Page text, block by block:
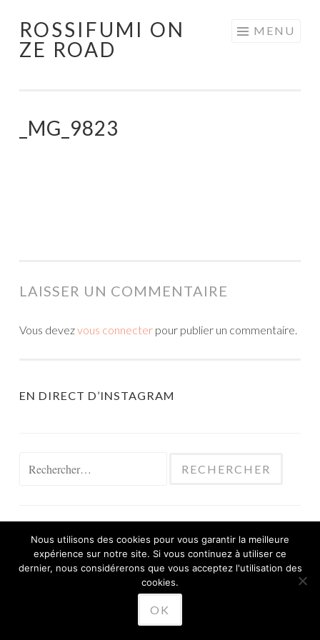
Aller
au
ROSSIFUMI ON
ZE ROAD
MENU
_MG_9823
LAISSER UN COMMENTAIRE
Vous devezvous connecter pour publier un commentaire.
EN DIRECT D’INSTAGRAM
FIÈREMENT PROPULSÉ PAR WORDPRESS
THÈME SKETCH PARWORDPRESS.COM
Nous utilisons des cookies pour vous garantir la meilleure
expérience sur notre site. Si vous continuez à utiliser ce
dernier, nous considérerons que vous acceptez l'utilisation des
cookies.
OK